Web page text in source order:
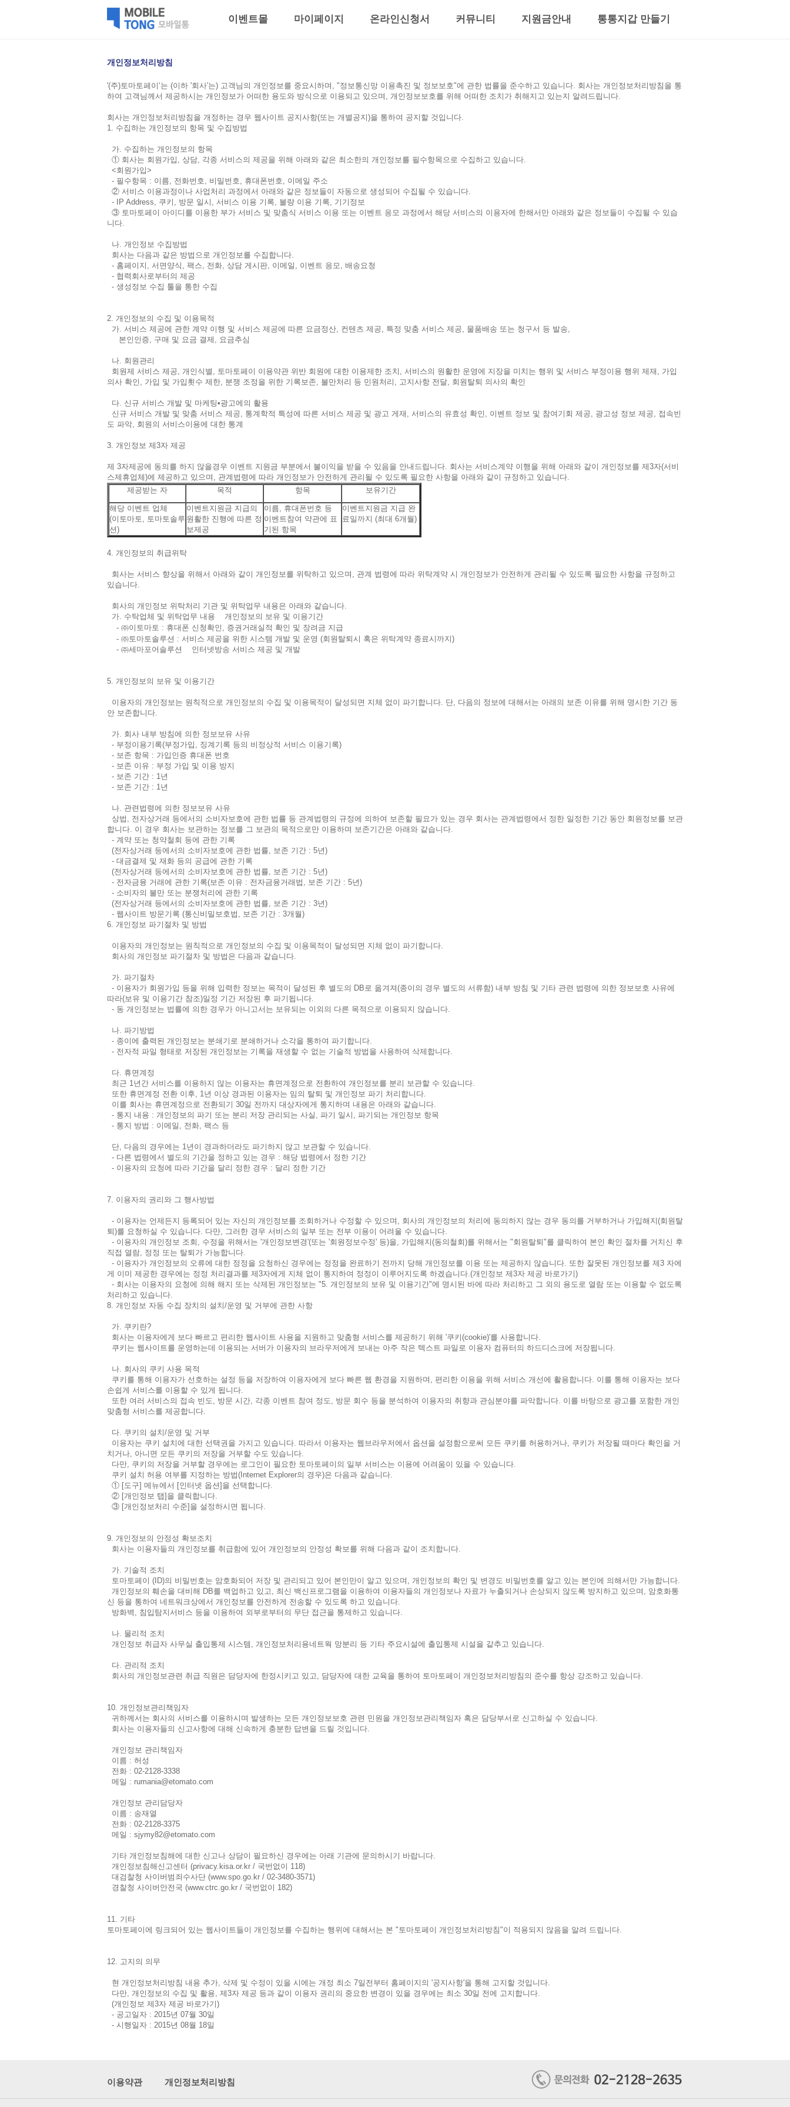
이벤트몰 마이페이지 온라인신청서 커뮤니티 지원금안내 통통지갑 만들기
개인정보처리방침
'(주)토마토페이‘는 (이하 '회사'는) 고객님의 개인정보를 중요시하며, "정보통신망 이용촉진 및 정보보호"에 관한 법률을 준수하고 있습니다. 회사는 개인정보처리방침을 통
하여 고객님께서 제공하시는 개인정보가 어떠한 용도와 방식으로 이용되고 있으며, 개인정보보호를 위해 어떠한 조치가 취해지고 있는지 알려드립니다.
회사는 개인정보처리방침을 개정하는 경우 웹사이트 공지사항(또는 개별공지)을 통하여 공지할 것입니다.
1. 수집하는 개인정보의 항목 및 수집방법
가. 수집하는 개인정보의 항목
① 회사는 회원가입, 상담, 각종 서비스의 제공을 위해 아래와 같은 최소한의 개인정보를 필수항목으로 수집하고 있습니다.
<회원가입>
- 필수항목 : 이름, 전화번호, 비밀번호, 휴대폰번호, 이메일 주소
② 서비스 이용과정이나 사업처리 과정에서 아래와 같은 정보들이 자동으로 생성되어 수집될 수 있습니다.
- IP Address, 쿠키, 방문 일시, 서비스 이용 기록, 불량 이용 기록, 기기정보
③ 토마토페이 아이디를 이용한 부가 서비스 및 맞춤식 서비스 이용 또는 이벤트 응모 과정에서 해당 서비스의 이용자에 한해서만 아래와 같은 정보들이 수집될 수 있습
니다.
나. 개인정보 수집방법
회사는 다음과 같은 방법으로 개인정보를 수집합니다.
- 홈페이지, 서면양식, 팩스, 전화, 상담 게시판, 이메일, 이벤트 응모, 배송요청
- 협력회사로부터의 제공
- 생성정보 수집 툴을 통한 수집
2. 개인정보의 수집 및 이용목적
가. 서비스 제공에 관한 계약 이행 및 서비스 제공에 따른 요금정산, 컨텐츠 제공, 특정 맞춤 서비스 제공, 물품배송 또는 청구서 등 발송,
본인인증, 구매 및 요금 결제, 요금추심
나. 회원관리
회원제 서비스 제공, 개인식별, 토마토페이 이용약관 위반 회원에 대한 이용제한 조치, 서비스의 원활한 운영에 지장을 미치는 행위 및 서비스 부정이용 행위 제재, 가입
의사 확인, 가입 및 가입횟수 제한, 분쟁 조정을 위한 기록보존, 불만처리 등 민원처리, 고지사항 전달, 회원탈퇴 의사의 확인
다. 신규 서비스 개발 및 마케팅•광고에의 활용
신규 서비스 개발 및 맞춤 서비스 제공, 통계학적 특성에 따른 서비스 제공 및 광고 게재, 서비스의 유효성 확인, 이벤트 정보 및 참여기회 제공, 광고성 정보 제공, 접속빈
도 파악, 회원의 서비스이용에 대한 통계
3. 개인정보 제3자 제공
제 3자제공에 동의를 하지 않을경우 이벤트 지원금 부분에서 불이익을 받을 수 있음을 안내드립니다. 회사는 서비스계약 이행을 위해 아래와 같이 개인정보를 제3자(서비
스제휴업체)에 제공하고 있으며, 관계법령에 따라 개인정보가 안전하게 관리될 수 있도록 필요한 사항을 아래와 같이 규정하고 있습니다.
제공받는 자
목적 항목 보유기간
해당 이벤트 업체
(이토마토, 토마토솔루
션)
이벤트지원금 지급의
원활한 진행에 따른 정
보제공
이름, 휴대폰번호 등
이벤트참여 약관에 표
기된 항목
이벤트지원금 지급 완
료일까지 (최대 6개월)
4. 개인정보의 취급위탁
회사는 서비스 향상을 위해서 아래와 같이 개인정보를 위탁하고 있으며, 관계 법령에 따라 위탁계약 시 개인정보가 안전하게 관리될 수 있도록 필요한 사항을 규정하고
있습니다.
회사의 개인정보 위탁처리 기관 및 위탁업무 내용은 아래와 같습니다.
가. 수탁업체 및 위탁업무 내용 개인정보의 보유 및 이용기간
- ㈜이토마토 : 휴대폰 신청확인, 증권거래실적 확인 및 장려금 지급
- ㈜토마토솔루션 : 서비스 제공을 위한 시스템 개발 및 운영 (회원탈퇴시 혹은 위탁계약 종료시까지)
- ㈜세마포어솔루션 인터넷방송 서비스 제공 및 개발
5. 개인정보의 보유 및 이용기간
이용자의 개인정보는 원칙적으로 개인정보의 수집 및 이용목적이 달성되면 지체 없이 파기합니다. 단, 다음의 정보에 대해서는 아래의 보존 이유를 위해 명시한 기간 동
안 보존합니다.
가. 회사 내부 방침에 의한 정보보유 사유
- 부정이용기록(부정가입, 징계기록 등의 비정상적 서비스 이용기록)
- 보존 항목 : 가입인증 휴대폰 번호
- 보존 이유 : 부정 가입 및 이용 방지
- 보존 기간 : 1년
- 보존 기간 : 1년
나. 관련법령에 의한 정보보유 사유
상법, 전자상거래 등에서의 소비자보호에 관한 법률 등 관계법령의 규정에 의하여 보존할 필요가 있는 경우 회사는 관계법령에서 정한 일정한 기간 동안 회원정보를 보관
합니다. 이 경우 회사는 보관하는 정보를 그 보관의 목적으로만 이용하며 보존기간은 아래와 같습니다.
- 계약 또는 청약철회 등에 관한 기록
(전자상거래 등에서의 소비자보호에 관한 법률, 보존 기간 : 5년)
- 대금결제 및 재화 등의 공급에 관한 기록
(전자상거래 등에서의 소비자보호에 관한 법률, 보존 기간 : 5년)
- 전자금융 거래에 관한 기록(보존 이유 : 전자금융거래법, 보존 기간 : 5년)
- 소비자의 불만 또는 분쟁처리에 관한 기록
(전자상거래 등에서의 소비자보호에 관한 법률, 보존 기간 : 3년)
- 웹사이트 방문기록 (통신비밀보호법, 보존 기간 : 3개월)
6. 개인정보 파기절차 및 방법
이용자의 개인정보는 원칙적으로 개인정보의 수집 및 이용목적이 달성되면 지체 없이 파기합니다.
회사의 개인정보 파기절차 및 방법은 다음과 같습니다.
가. 파기절차
- 이용자가 회원가입 등을 위해 입력한 정보는 목적이 달성된 후 별도의 DB로 옮겨져(종이의 경우 별도의 서류함) 내부 방침 및 기타 관련 법령에 의한 정보보호 사유에
따라(보유 및 이용기간 참조)일정 기간 저장된 후 파기됩니다.
- 동 개인정보는 법률에 의한 경우가 아니고서는 보유되는 이외의 다른 목적으로 이용되지 않습니다.
나. 파기방법
- 종이에 출력된 개인정보는 분쇄기로 분쇄하거나 소각을 통하여 파기합니다.
- 전자적 파일 형태로 저장된 개인정보는 기록을 재생할 수 없는 기술적 방법을 사용하여 삭제합니다.
다. 휴면계정
최근 1년간 서비스를 이용하지 않는 이용자는 휴면계정으로 전환하여 개인정보를 분리 보관할 수 있습니다.
또한 휴면계정 전환 이후, 1년 이상 경과된 이용자는 임의 탈퇴 및 개인정보 파기 처리합니다.
이를 회사는 휴면계정으로 전환되기 30일 전까지 대상자에게 통지하며 내용은 아래와 같습니다.
- 통지 내용 : 개인정보의 파기 또는 분리 저장 관리되는 사실, 파기 일시, 파기되는 개인정보 항목
- 통지 방법 : 이메일, 전화, 팩스 등
단, 다음의 경우에는 1년이 경과하더라도 파기하지 않고 보관할 수 있습니다.
- 다른 법령에서 별도의 기간을 정하고 있는 경우 : 해당 법령에서 정한 기간
- 이용자의 요청에 따라 기간을 달리 정한 경우 : 달리 정한 기간
7. 이용자의 권리와 그 행사방법
- 이용자는 언제든지 등록되어 있는 자신의 개인정보를 조회하거나 수정할 수 있으며, 회사의 개인정보의 처리에 동의하지 않는 경우 동의를 거부하거나 가입해지(회원탈
퇴)를 요청하실 수 있습니다. 다만, 그러한 경우 서비스의 일부 또는 전부 이용이 어려울 수 있습니다.
- 이용자의 개인정보 조회, 수정을 위해서는 '개인정보변경'(또는 '회원정보수정' 등)을, 가입해지(동의철회)를 위해서는 "회원탈퇴"를 클릭하여 본인 확인 절차를 거치신 후
직접 열람, 정정 또는 탈퇴가 가능합니다.
- 이용자가 개인정보의 오류에 대한 정정을 요청하신 경우에는 정정을 완료하기 전까지 당해 개인정보를 이용 또는 제공하지 않습니다. 또한 잘못된 개인정보를 제3 자에
게 이미 제공한 경우에는 정정 처리결과를 제3자에게 지체 없이 통지하여 정정이 이루어지도록 하겠습니다.(개인정보 제3자 제공 바로가기)
- 회사는 이용자의 요청에 의해 해지 또는 삭제된 개인정보는 "5. 개인정보의 보유 및 이용기간"에 명시된 바에 따라 처리하고 그 외의 용도로 열람 또는 이용할 수 없도록
처리하고 있습니다.
8. 개인정보 자동 수집 장치의 설치/운영 및 거부에 관한 사항
가. 쿠키란?
회사는 이용자에게 보다 빠르고 편리한 웹사이트 사용을 지원하고 맞춤형 서비스를 제공하기 위해 '쿠키(cookie)'를 사용합니다.
쿠키는 웹사이트를 운영하는데 이용되는 서버가 이용자의 브라우저에게 보내는 아주 작은 텍스트 파일로 이용자 컴퓨터의 하드디스크에 저장됩니다.
나. 회사의 쿠키 사용 목적
쿠키를 통해 이용자가 선호하는 설정 등을 저장하여 이용자에게 보다 빠른 웹 환경을 지원하며, 편리한 이용을 위해 서비스 개선에 활용합니다. 이를 통해 이용자는 보다
손쉽게 서비스를 이용할 수 있게 됩니다.
또한 여러 서비스의 접속 빈도, 방문 시간, 각종 이벤트 참여 정도, 방문 회수 등을 분석하여 이용자의 취향과 관심분야를 파악합니다. 이를 바탕으로 광고를 포함한 개인
맞춤형 서비스를 제공합니다.
다. 쿠키의 설치/운영 및 거부
이용자는 쿠키 설치에 대한 선택권을 가지고 있습니다. 따라서 이용자는 웹브라우저에서 옵션을 설정함으로써 모든 쿠키를 허용하거나, 쿠키가 저장될 때마다 확인을 거
치거나, 아니면 모든 쿠키의 저장을 거부할 수도 있습니다.
다만, 쿠키의 저장을 거부할 경우에는 로그인이 필요한 토마토페이의 일부 서비스는 이용에 어려움이 있을 수 있습니다.
쿠키 설치 허용 여부를 지정하는 방법(Internet Explorer의 경우)은 다음과 같습니다.
① [도구] 메뉴에서 [인터넷 옵션]을 선택합니다.
② [개인정보 탭]을 클릭합니다.
③ [개인정보처리 수준]을 설정하시면 됩니다.
9. 개인정보의 안정성 확보조치
회사는 이용자들의 개인정보를 취급함에 있어 개인정보의 안정성 확보를 위해 다음과 같이 조치합니다.
가. 기술적 조치
토마토페이 (ID)의 비밀번호는 암호화되어 저장 및 관리되고 있어 본인만이 알고 있으며, 개인정보의 확인 및 변경도 비밀번호를 알고 있는 본인에 의해서만 가능합니다.
개인정보의 훼손을 대비해 DB를 백업하고 있고, 최신 백신프로그램을 이용하여 이용자들의 개인정보나 자료가 누출되거나 손상되지 않도록 방지하고 있으며, 암호화통
신 등을 통하여 네트워크상에서 개인정보를 안전하게 전송할 수 있도록 하고 있습니다.
방화벽, 침입탐지서비스 등을 이용하여 외부로부터의 무단 접근을 통제하고 있습니다.
나. 물리적 조치
개인정보 취급자 사무실 출입통제 시스템, 개인정보처리용네트웍 망분리 등 기타 주요시설에 출입통제 시설을 같추고 있습니다.
다. 관리적 조치
회사의 개인정보관련 취급 직원은 담당자에 한정시키고 있고, 담당자에 대한 교육을 통하여 토마토페이 개인정보처리방침의 준수를 항상 강조하고 있습니다.
10. 개인정보관리책임자
귀하께서는 회사의 서비스를 이용하시며 발생하는 모든 개인정보보호 관련 민원을 개인정보관리책임자 혹은 담당부서로 신고하실 수 있습니다.
회사는 이용자들의 신고사항에 대해 신속하게 충분한 답변을 드릴 것입니다.
개인정보 관리책임자
이름 : 허성
전화 : 02-2128-3338
메일 : rumania@etomato.com
개인정보 관리담당자
이름 : 송재열
전화 : 02-2128-3375
메일 : sjymy82@etomato.com
기타 개인정보침해에 대한 신고나 상담이 필요하신 경우에는 아래 기관에 문의하시기 바랍니다.
개인정보침해신고센터 (privacy.kisa.or.kr / 국번없이 118)
대검찰청 사이버범죄수사단 (www.spo.go.kr / 02-3480-3571)
경찰청 사이버안전국 (www.ctrc.go.kr / 국번없이 182)
11. 기타
토마토페이에 링크되어 있는 웹사이트들이 개인정보를 수집하는 행위에 대해서는 본 "토마토페이 개인정보처리방침"이 적용되지 않음을 알려 드립니다.
12. 고지의 의무
현 개인정보처리방침 내용 추가, 삭제 및 수정이 있을 시에는 개정 최소 7일전부터 홈페이지의 '공지사항'을 통해 고지할 것입니다.
다만, 개인정보의 수집 및 활용, 제3자 제공 등과 같이 이용자 권리의 중요한 변경이 있을 경우에는 최소 30일 전에 고지합니다.
(개인정보 제3자 제공 바로가기)
- 공고일자 : 2015년 07월 30일
- 시행일자 : 2015년 08월 18일
이용약관 개인정보처리방침